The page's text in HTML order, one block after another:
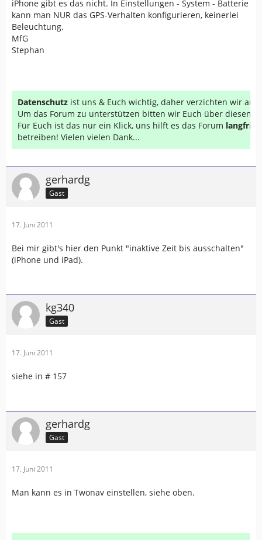
iPhone gibt es das nicht. In Einstellungen - System - Batterie
kann man NUR das GPS-Verhalten konfigurieren, keinerlei
Beleuchtung.
MfG
Stephan
Datenschutz ist uns & Euch wichtig, daher verzichten wir auf
Um das Forum zu unterstützen bitten wir Euch über diesen
Für Euch ist das nur ein Klick, uns hilft es das Forum
betreiben! Vielen vielen Dank...
gerhardg
Gast
17. Juni 2011
Bei mir gibt's hier den Punkt "inaktive Zeit bis ausschalten"
(iPhone und iPad).
kg340
Gast
17. Juni 2011
siehe in # 157
gerhardg
Gast
17. Juni 2011
Man kann es in Twonav einstellen, siehe oben.